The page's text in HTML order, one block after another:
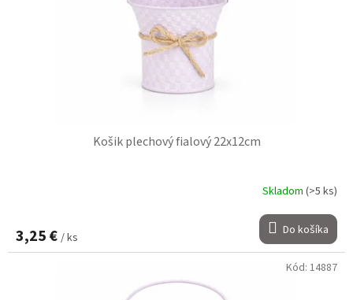
Košik plechový fialový 22x12cm
Skladom (>5 ks)
3,25 € / ks Do košíka
Kód: 14887